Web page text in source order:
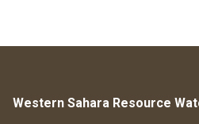
Western Sahara Resource